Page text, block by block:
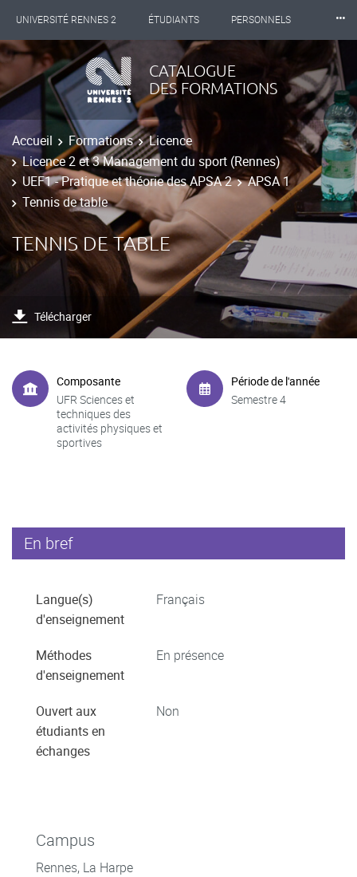
UNIVERSITÉ RENNES 2 ÉTUDIANTS PERSONNELS
INTERNATIONAL PROFESSIONNELS BIBLIOTHÈQUES
LES NOUVELLES DE RENNES 2
⸱⸱⸱
CATALOGUE
DES FORMATIONS
Accueil Formations
Licence
Licence 2 et 3 Management du sport (Rennes)
UEF1 - Pratique et théorie des APSA 2
APSA 1
Tennis de table
TENNIS DE TABLE
Télécharger
Composante
UFR Sciences et
techniques des
activités physiques et
sportives
Période de l'année
Semestre 4
En bref
Langue(s)
d'enseignement
Français
Méthodes
d'enseignement
En présence
Ouvert aux
étudiants en
échanges
Non
Campus
Rennes, La Harpe